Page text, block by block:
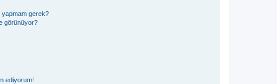
yapmam gerek?
görünüyor?
ediyorum!